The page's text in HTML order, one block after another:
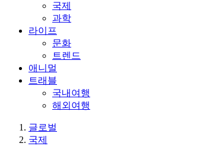
국제
과학
라이프
문화
트렌드
애니멀
트래블
국내여행
해외여행
글로벌
국제